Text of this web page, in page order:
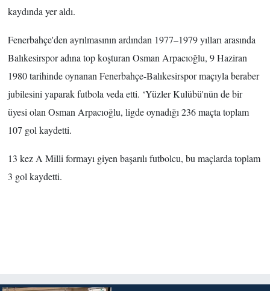
kaydında yer aldı.
Fenerbahçe'den ayrılmasının ardından 1977–1979 yılları arasında
Balıkesirspor adına top koşturan Osman Arpacıoğlu, 9 Haziran
1980 tarihinde oynanan Fenerbahçe-Balıkesirspor maçıyla beraber
jubilesini yaparak futbola veda etti. ‘Yüzler Kulübü'nün de bir
üyesi olan Osman Arpacıoğlu, ligde oynadığı 236 maçta toplam
107 gol kaydetti.
13 kez A Milli formayı giyen başarılı futbolcu, bu maçlarda toplam
3 gol kaydetti.